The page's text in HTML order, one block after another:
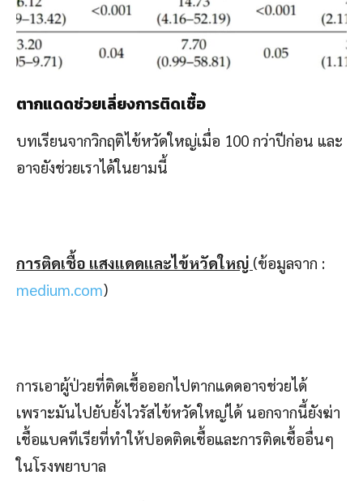
ตากแดดช่วยเลี่ยงการติดเชื้อ
บทเรียนจากวิกฤติไข้หวัดใหญ่เมื่อ 100 กว่าปีก่อน และ
อาจยังช่วยเราได้ในยามนี้
การติดเชื้อ แสงแดดและไข้หวัดใหญ่ (ข้อมูลจาก :
medium.com)
การเอาผู้ป่วยที่ติดเชื้อออกไปตากแดดอาจช่วยได้
เพราะมันไปยับยั้งไวรัสไข้หวัดใหญ่ได้ นอกจากนี้ยังฆ่า
เชื้อแบคทีเรียที่ทำให้ปอดติดเชื้อและการติดเชื้ออื่นๆ
ในโรงพยาบาล